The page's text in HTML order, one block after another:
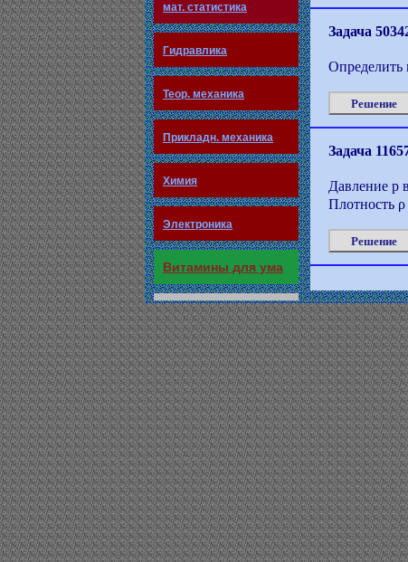
мат. статистика
Гидравлика
Теор. механика
Прикладн. механика
Химия
Электроника
Витамины для ума
Задача
Определить
Решение
Задача
Давление р
Плотность ρ
Решение